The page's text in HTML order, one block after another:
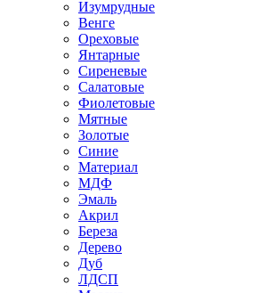
Изумрудные
Венге
Ореховые
Янтарные
Сиреневые
Салатовые
Фиолетовые
Мятные
Золотые
Синие
Материал
МДФ
Эмаль
Акрил
Береза
Дерево
Дуб
ЛДСП